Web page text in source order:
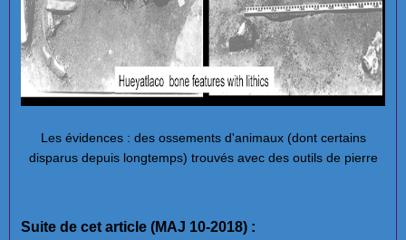
Les évidences : des ossements d'animaux (dont certains
disparus depuis longtemps) trouvés avec des outils de pierre
Suite de cet article (MAJ 10-2018) :